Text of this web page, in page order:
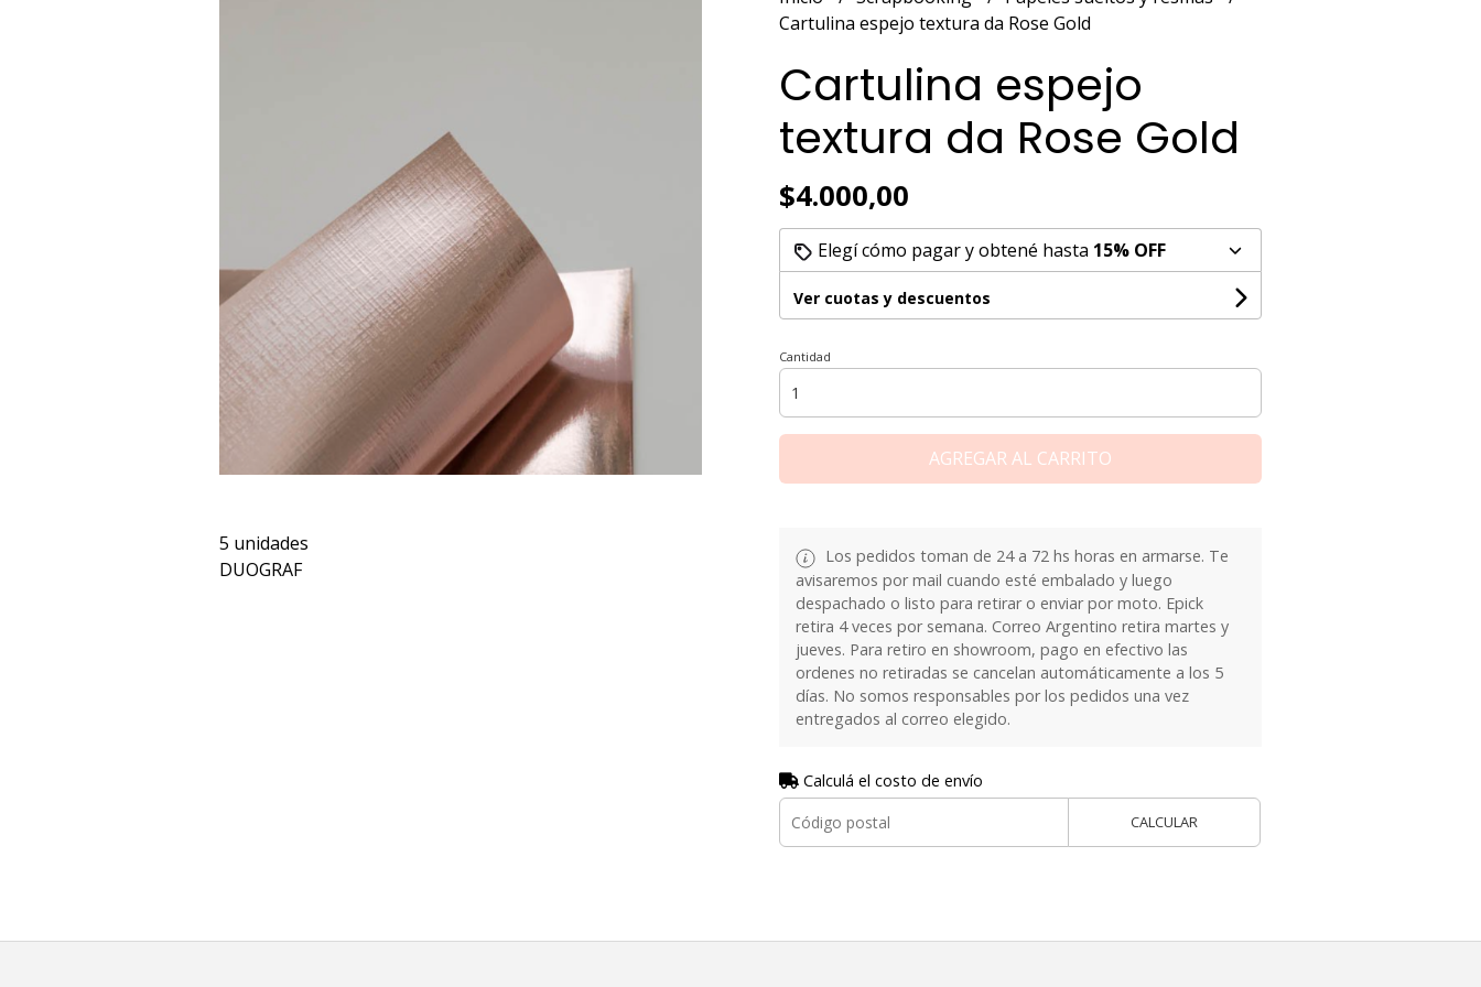
5 unidades
DUOGRAF
Cartulina espejo textura da Rose Gold
Cartulina espejo
textura da Rose Gold
$4.000,00
Elegí cómo pagar y obtené hasta 15% OFF
Ver cuotas y descuentos
Cantidad
AGREGAR AL CARRITO
Los pedidos toman de 24 a 72 hs horas en armarse. Te
avisaremos por mail cuando esté embalado y luego
despachado o listo para retirar o enviar por moto. Epick
retira 4 veces por semana. Correo Argentino retira martes y
jueves. Para retiro en showroom, pago en efectivo las
ordenes no retiradas se cancelan automáticamente a los 5
días. No somos responsables por los pedidos una vez
entregados al correo elegido.
Calculá el costo de envío
CALCULAR